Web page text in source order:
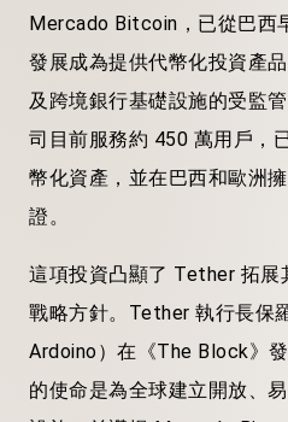
Mercado Bitcoin，已從巴西
發展成為提供代幣化投資產
及跨境銀行基礎設施的受監
司目前服務約 450 萬用戶，
幣化資產，並在巴西和歐洲
證。
這項投資凸顯了 Tether 拓展
戰略方針。Tether 執行長保
Ardoino）在《The Block》
的使命是為全球建立開放、